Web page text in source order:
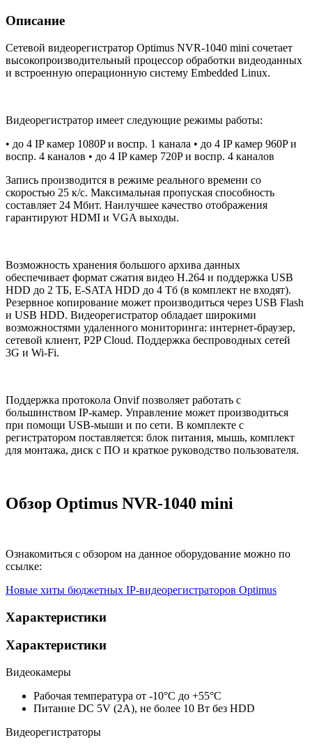
Описание
Сетевой видеорегистратор Optimus NVR-1040 mini сочетает
высокопроизводительный процессор обработки видеоданных
и встроенную операционную систему Embedded Linux.
Видеорегистратор имеет следующие режимы работы:
• до 4 IP камер 1080P и воспр. 1 канала • до 4 IP камер 960P и
воспр. 4 каналов • до 4 IP камер 720P и воспр. 4 каналов
Запись производится в режиме реального времени со
скоростью 25 к/с. Максимальная пропуская способность
составляет 24 Мбит. Наилучшее качество отображения
гарантируют HDMI и VGA выходы.
Возможность хранения большого архива данных
обеспечивает формат сжатия видео H.264 и поддержка USB
HDD до 2 ТБ, E-SATA HDD до 4 Тб (в комплект не входят).
Резервное копирование может производиться через USB Flash
и USB HDD. Видеорегистратор обладает широкими
возможностями удаленного мониторинга: интернет-браузер,
сетевой клиент, P2P Cloud. Поддержка беспроводных сетей
3G и Wi-Fi.
Поддержка протокола Onvif позволяет работать с
большинством IP-камер. Управление может производиться
при помощи USB-мыши и по сети. В комплекте с
регистратором поставляется: блок питания, мышь, комплект
для монтажа, диск с ПО и краткое руководство пользователя.
Обзор Optimus NVR-1040 mini
Ознакомиться с обзором на данное оборудование можно по
ссылке:
Новые хиты бюджетных IP-видеорегистраторов Optimus
Характеристики
Характеристики
Видеокамеры
Рабочая температура от -10°С до +55°С
Питание DC 5V (2A), не более 10 Вт без НDD
Видеорегистраторы